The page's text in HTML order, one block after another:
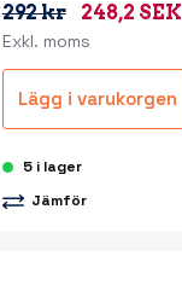
292 kr 248,2 SEK
Exkl. moms
Lägg i varukorgen
5 i lager
Jämför